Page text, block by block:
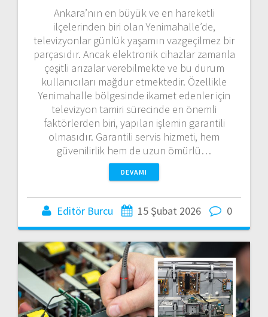
Ankara’nın en büyük ve en hareketli
ilçelerinden biri olan Yenimahalle’de,
televizyonlar günlük yaşamın vazgeçilmez bir
parçasıdır. Ancak elektronik cihazlar zamanla
çeşitli arızalar verebilmekte ve bu durum
kullanıcıları mağdur etmektedir. Özellikle
Yenimahalle bölgesinde ikamet edenler için
televizyon tamiri sürecinde en önemli
faktörlerden biri, yapılan işlemin garantili
olmasıdır. Garantili servis hizmeti, hem
güvenilirlik hem de uzun ömürlü…
DEVAMI
Editör Burcu 15 Şubat 2026 0